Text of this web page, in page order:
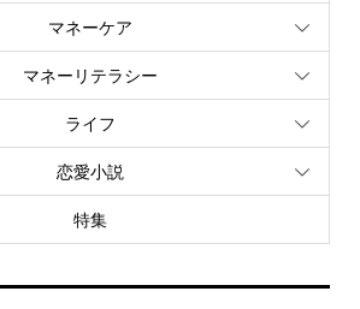
マネーケア
マネーリテラシー
ライフ
恋愛小説
特集